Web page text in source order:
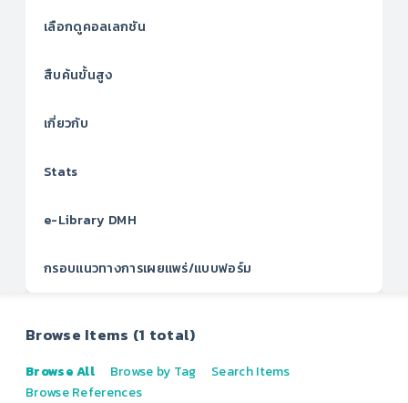
เลือกดูคอลเลกชัน
สืบค้นขั้นสูง
เกี่ยวกับ
Stats
e-Library DMH
กรอบแนวทางการเผยแพร่/แบบฟอร์ม
Browse Items (1 total)
Browse All Browse by Tag
Search Items
Browse References